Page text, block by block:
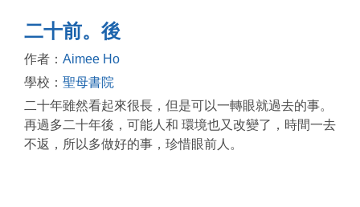
二十前。後
作者： Aimee Ho
學校： 聖母書院
二十年雖然看起來很長，但是可以一轉眼就過去的事。
再過多二十年後，可能人和 環境也又改變了，時間一去
不返，所以多做好的事，珍惜眼前人。